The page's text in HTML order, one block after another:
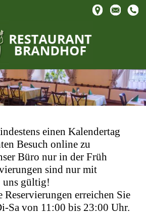
einen Kalendertag
Besuch online zu
Büro nur in der Früh
sind nur mit
gültig!
erreichen Sie
Sa von 11:00 bis 23:00 Uhr.